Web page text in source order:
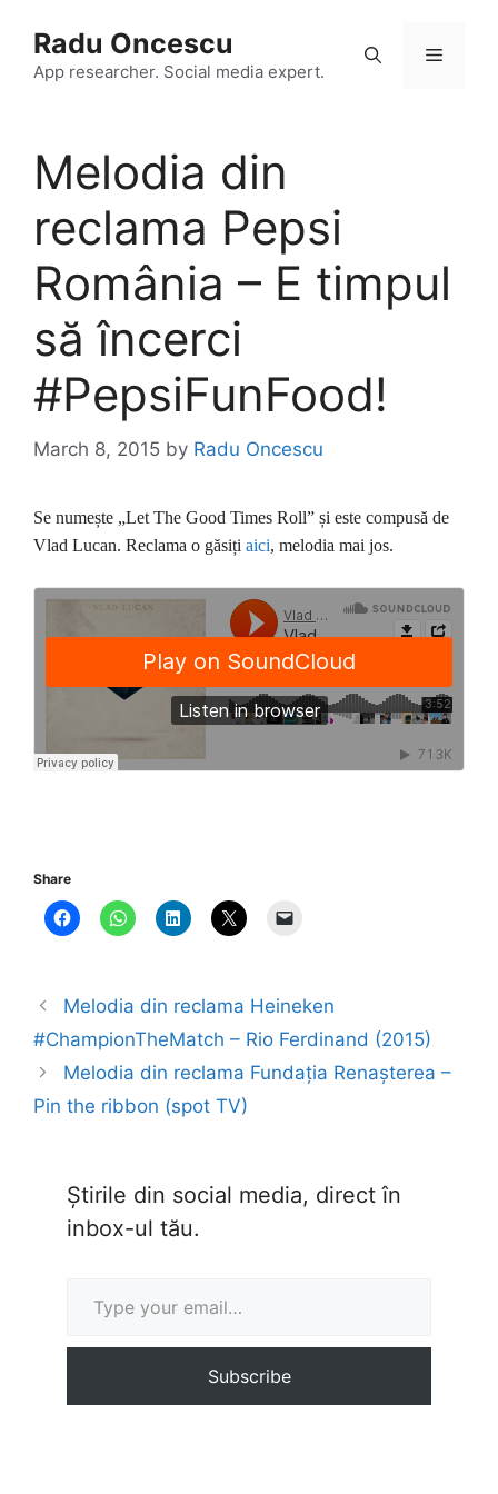
content
Radu Oncescu
App researcher. Social media expert.
Menu
Melodia din
reclama Pepsi
România – E timpul
să încerci
#PepsiFunFood!
March 8, 2015 by Radu Oncescu
Se numește „Let The Good Times Roll” și este compusă de
Vlad Lucan. Reclama o găsiți aici, melodia mai jos.
Share
Melodia din reclama Heineken
#ChampionTheMatch – Rio Ferdinand (2015)
Melodia din reclama Fundația Renașterea –
Pin the ribbon (spot TV)
Știrile din social media, direct în
inbox-ul tău.
Subscribe